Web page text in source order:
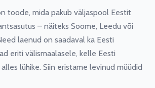
toode, mida pakub väljaspool Eestit
– näiteks Soome, Leedu või
laenud on saadaval ka Eesti
eriti välismaalasele, kelle Eesti
lühike. Siin eristame levinud müüdid